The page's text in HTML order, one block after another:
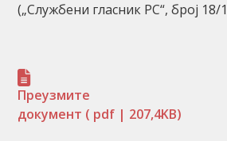
(„Службени гласник РС“, број 18/
Преузмите
документ ( pdf | 207,4KB)